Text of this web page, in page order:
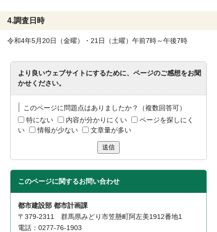
4.調査日時
令和4年5月20日（金曜）・21日（土曜）午前7時～午後7時
より良いウェブサイトにするために、ページのご感想をお聞
かせください。
このページに問題点はありましたか？（複数回答可）
特にない
内容が分かりにくい
ページを探しにく
い
情報が少ない 文章量が多い
送信
このページに関するお問い合わせ
都市建設部 都市計画課
〒379-2311 群馬県みどり市笠懸町阿左美1912番地1
電話：0277-76-1903